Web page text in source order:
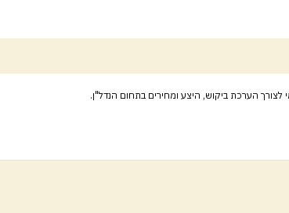
הערכת ביקוש, היצע ומחירים בתחום הנדל"ן.